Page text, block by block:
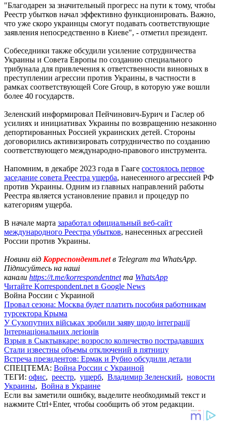
"Благодарен за значительный прогресс на пути к тому, чтобы
Реестр убытков начал эффективно функционировать. Важно,
что уже скоро украинцы смогут подавать соответствующие
заявления непосредственно в Киеве", - отметил президент.
Собеседники также обсудили усиление сотрудничества
Украины и Совета Европы по созданию специального
трибунала для привлечения к ответственности виновных в
преступлении агрессии против Украины, в частности в
рамках соответствующей Core Group, в которую уже вошли
более 40 государств.
Зеленский информировал Пейчинович-Бурич и Гаслер об
усилиях и инициативах Украины по возвращению незаконно
депортированных Россией украинских детей. Стороны
договорились активизировать сотрудничество по созданию
соответствующего международно-правового инструмента.
Напомним, в декабре 2023 года в Гааге состоялось первое
заседание совета Реестра ущерба, нанесенного агрессией РФ
против Украины. Одним из главных направлений работы
Реестра является установление правил и процедур по
категориям ущерба.
В начале марта заработал официальный веб-сайт
международного Реестра убытков, нанесенных агрессией
России против Украины.
Новини від Корреспондент.netв Telegram та WhatsApp.
Підписуйтесь на наші
канали https://t.me/korrespondentnetта WhatsApp
Читайте Korrespondent.net в Google News
Война России с Украиной
Провал сезона: Москва будет платить пособия работникам
турсектора Крыма
У Сухопутних військах зробили заяву щодо інтеграції
Інтернаціональних легіонів
Взрыв в Сыктывкаре: возросло количество пострадавших
Стали известны объемы отключений в пятницу
Встреча президентов: Ермак и Рубио обсудили детали
СПЕЦТЕМА: Война России с Украиной
ТЕГИ: офис, реестр, ущерб, Владимир Зеленский, новости
Украины, Война в Украине
Если вы заметили ошибку, выделите необходимый текст и
нажмите Ctrl+Enter, чтобы сообщить об этом редакции.